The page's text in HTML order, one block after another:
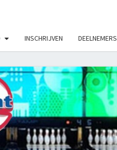
true);
INSCHRIJVEN DEELNEMERS